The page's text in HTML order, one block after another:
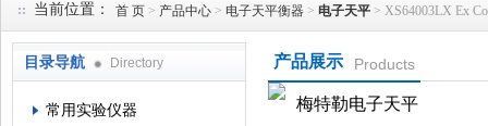
当前位置： 首 页 > 产品中心 > 电子天平衡器 > 电子天平 > XS64003LX Ex
目录导航 Directory
常用实验仪器
产品展示 Products
梅特勒电子天平